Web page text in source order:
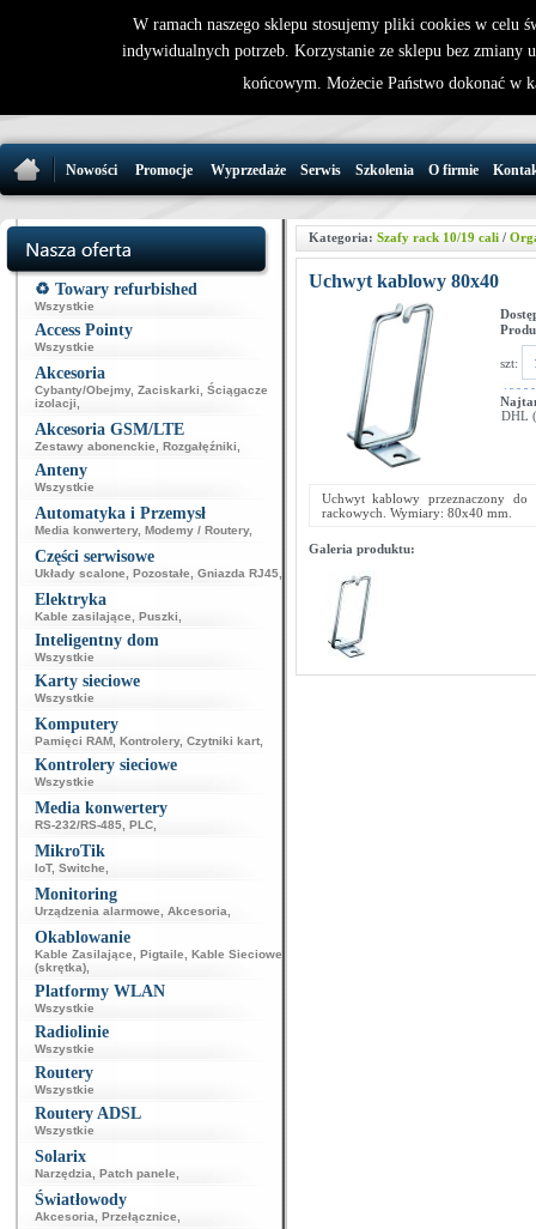
32 721 86
Nowości Promocje Wyprzedaże Serwis Szkolenia O firmie
♻️ Towary refurbished
Wszystkie
Access Pointy
Wszystkie
Akcesoria
Cybanty/Obejmy, Zaciskarki
Ściągacze
izolacji
Akcesoria GSM/LTE
Zestawy abonenckie Rozgałęźniki
Anteny
Wszystkie
Automatyka i Przemysł
Media konwertery, Modemy / Routery,
Części serwisowe
Układy scalone Pozostałe Gniazda RJ45
Elektryka
Kable zasilające Puszki
Inteligentny dom
Wszystkie
Karty sieciowe
Wszystkie
Komputery
Pamięci RAM Kontrolery, Czytniki kart
Kontrolery sieciowe
Wszystkie
Media konwertery
RS-232/RS-485 PLC
MikroTik
IoT, Switche
Monitoring
Urządzenia alarmowe Akcesoria
Okablowanie
Kable Zasilające Pigtaile
Kable Sieciowe
(skrętka)
Platformy WLAN
Wszystkie
Radiolinie
Wszystkie
Routery
Wszystkie
Routery ADSL
Wszystkie
Solarix
Narzędzia Patch panele
Światłowody
Akcesoria Przełącznice
Kategoria: Szafy rack 10/19 cali/
Uchwyt kablowy 80x40
szt:
DHL
Uchwyt kablowy przeznaczony
rackowych. Wymiary: 80x40 mm.
Galeria produktu:
W ramach naszego sklepu stosujemy pliki cookies w celu
indywidualnych potrzeb. Korzystanie ze sklepu bez zmiany
końcowym. Możecie Państwo dokonać w